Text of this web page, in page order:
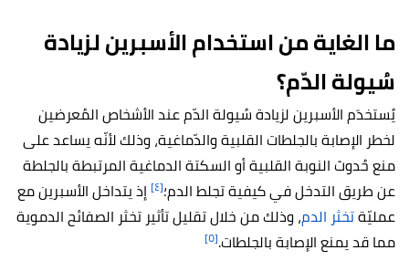
ما الغاية من استخدام الأسبرين لزيادة
سُيولة الدّم؟
يُستخدَم الأسبرين لزيادة سُيولة الدّم عند الأشخاص المُعرضين
لخطر الإصابة بالجلطات القلبية والدّماغية، وذلك لأنّهيساعد على
منع حُدوث النوبة القلبية أو السكتة الدماغية المرتبطة بالجلطة
عن طريق التدخل في كيفية تجلط الدم؛[٤]
إذ يتداخل الأسبرين مع
عمليّةتخثر الدم، وذلك من خلال تقليلتأثير تخثر الصفائح الدموية
مما قد يمنع الإصابة بالجلطات.[٥]